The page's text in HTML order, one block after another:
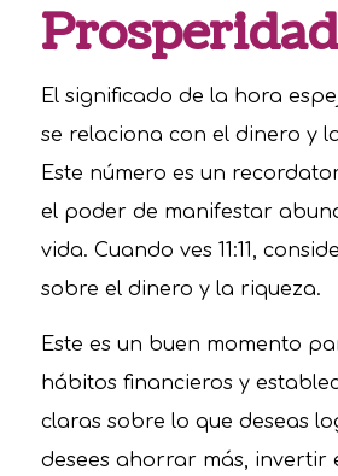
Prosperidad
El significado de la hora
se relaciona con el dinero y
Este número es un
el poder de manifestar
vida. Cuando ves 11:11,
sobre el dinero y la riqueza.
Este es un buen momento
hábitos financieros y
claras sobre lo que deseas
desees ahorrar más, invertir